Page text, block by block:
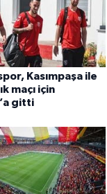
Kasımpaşa ile
maçı için
gitti